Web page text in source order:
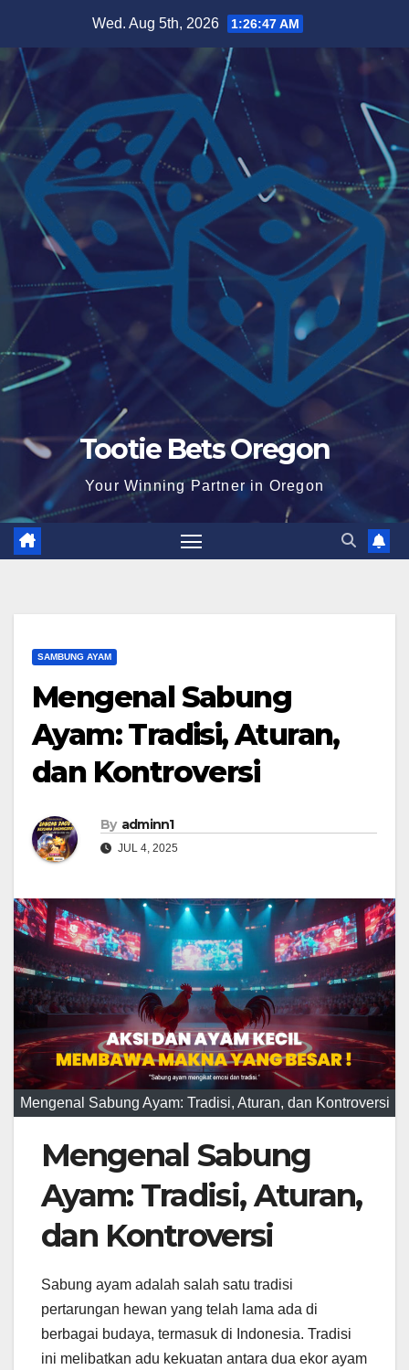
content
Wed. Aug 5th, 2026 1:26:48 AM
Tootie Bets Oregon
Your Winning Partner in Oregon
SAMBUNG AYAM
Mengenal Sabung
Ayam: Tradisi, Aturan,
dan Kontroversi
By adminn1
JUL 4, 2025
Mengenal Sabung Ayam: Tradisi, Aturan, dan Kontroversi
Mengenal Sabung
Ayam: Tradisi, Aturan,
dan Kontroversi
Sabung ayam adalah salah satu tradisi
pertarungan hewan yang telah lama ada di
berbagai budaya, termasuk di Indonesia. Tradisi
ini melibatkan adu kekuatan antara dua ekor ayam